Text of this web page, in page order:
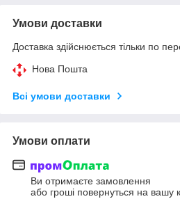
Умови доставки
Доставка здійснюється тільки по
Нова Пошта
Всі умови доставки
Умови оплати
Ви отримаєте замовлення
або гроші повернуться на вашу